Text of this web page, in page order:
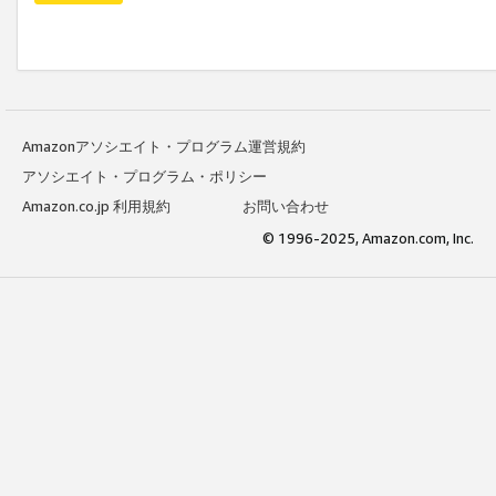
Amazonアソシエイト・プログラム運営規約
アソシエイト・プログラム・ポリシー
Amazon.co.jp 利用規約
お問い合わせ
© 1996-2025, Amazon.com, Inc.